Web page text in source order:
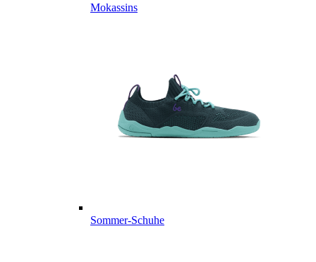
Mokassins
Sommer-Schuhe